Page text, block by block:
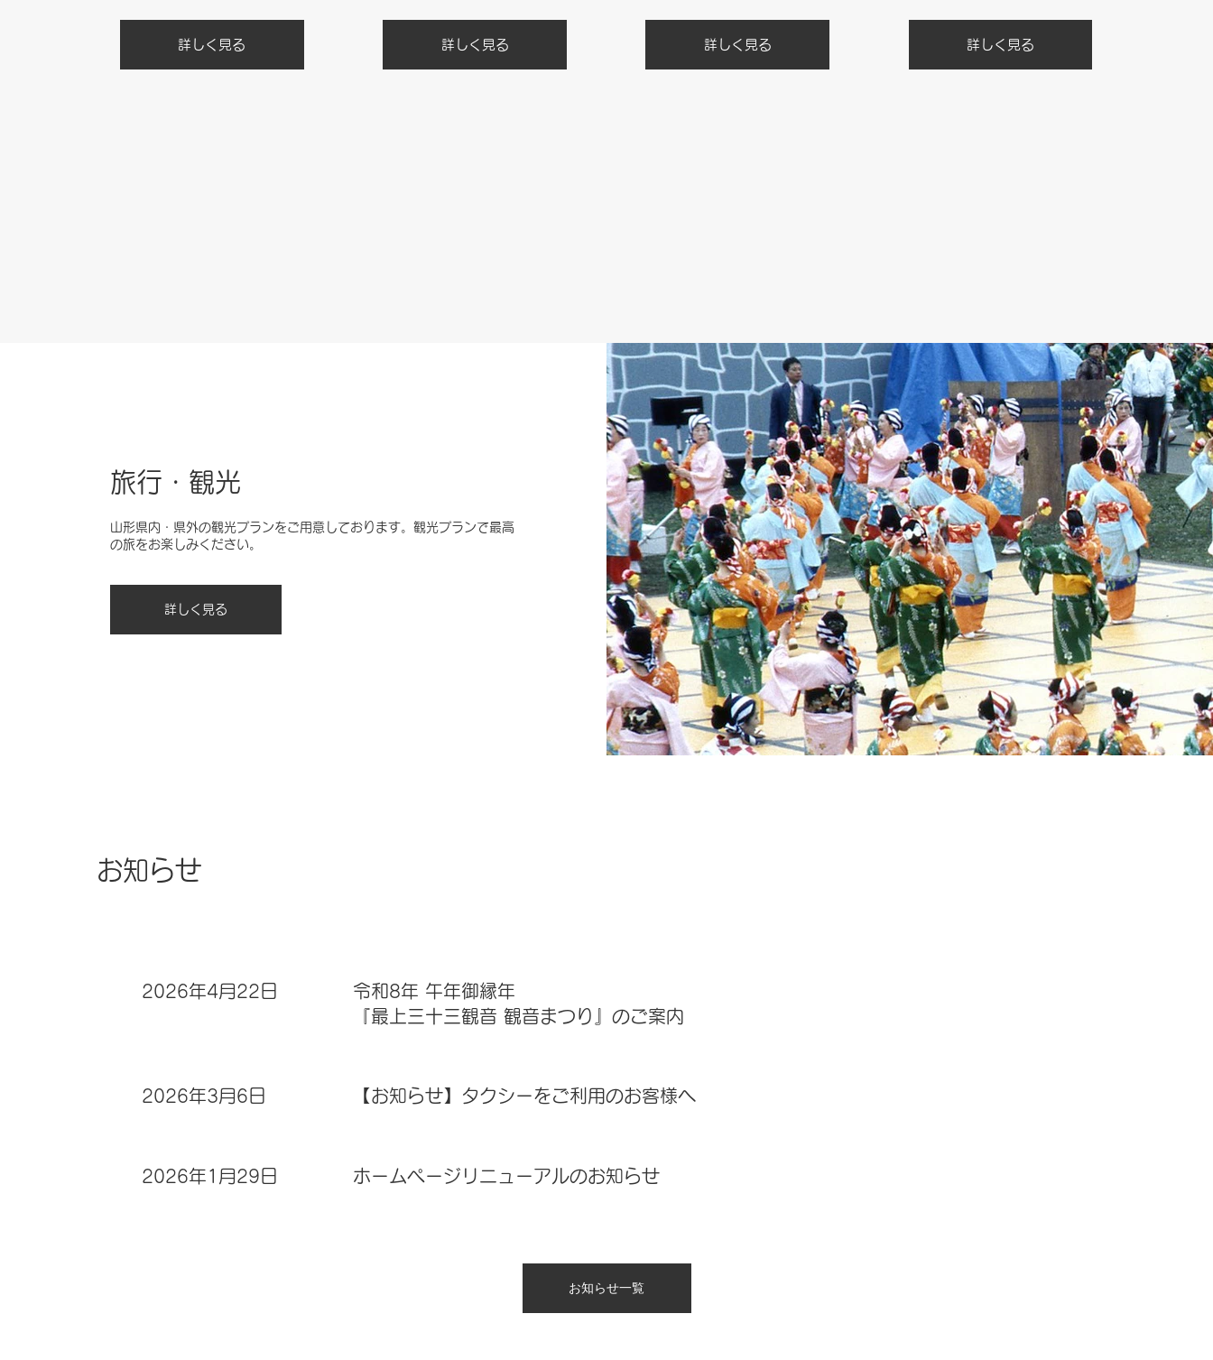
詳しく見る 詳しく見る 詳しく見る 詳しく見る
旅行・観光
山形県内・県外の観光プランをご用意しております。観光プランで最高
の旅をお楽しみください。
詳しく見る
お知らせ
2026年4月22日
令和8年 午年御縁年
『最上三十三観音 観音まつり』のご案内
2026年3月6日 【お知らせ】タクシーをご利用のお客様へ
2026年1月29日 ホームページリニューアルのお知らせ
お知らせ一覧